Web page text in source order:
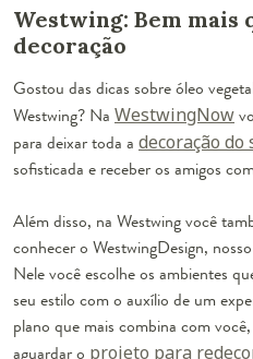
Westwing: Bem mais
decoração
Gostou das dicas sobre óleo
Westwing? Na WestwingNow
para deixar toda a decoração do
sofisticada e receber os amigos
Além disso, na Westwing você
conhecer o WestwingDesign,
Nele você escolhe os ambientes
seu estilo com o auxílio de um
plano que mais combina com
aguardar o projeto para